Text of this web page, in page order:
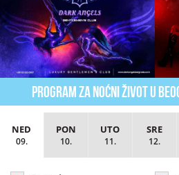
Program za noćni život u
NED
09.
PON
10.
UTO
11.
SRE
12.